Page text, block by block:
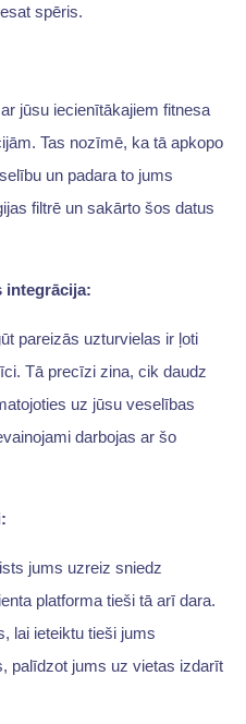
spēris.
jūsu iecienītākajiem fitnesa
Tas nozīmē, ka tā apkopo
un padara to jums
filtrē un sakārto šos datus
integrācija:
pareizās uzturvielas ir ļoti
Tā precīzi zina, cik daudz
uz jūsu veselības
darbojas ar šo
jums uzreiz sniedz
platforma tieši tā arī dara.
lai ieteiktu tieši jums
palīdzot jums uz vietas izdarīt